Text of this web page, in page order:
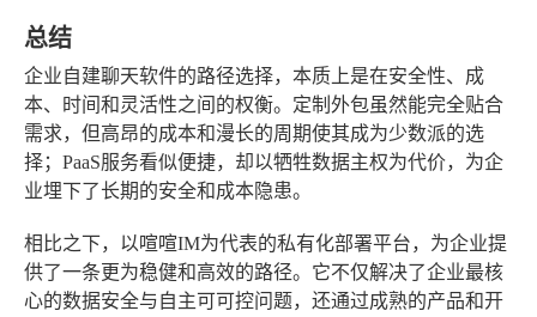
总结
企业自建聊天软件的路径选择，本质上是在安全性、成
本、时间和灵活性之间的权衡。定制外包虽然能完全贴合
需求，但高昂的成本和漫长的周期使其成为少数派的选
择；PaaS服务看似便捷，却以牺牲数据主权为代价，为企
业埋下了长期的安全和成本隐患。
相比之下，以喧喧IM为代表的私有化部署平台，为企业提
供了一条更为稳健和高效的路径。它不仅解决了企业最核
心的数据安全与自主可可控问题，还通过成熟的产品和开